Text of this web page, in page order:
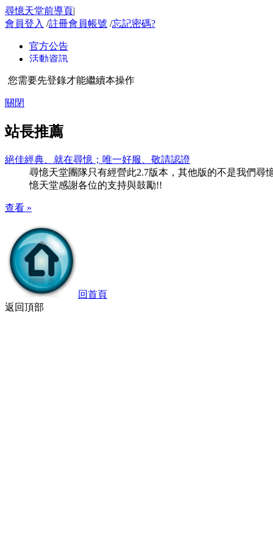
尋憶天堂前導頁|
會員登入 /註冊會員帳號 /忘記密碼?
您需要先登錄才能繼續本操作
關閉
站長推薦
絕佳經典、就在尋憶；唯一好服、敬請認證
尋憶天堂團隊只有經營此2.7版本，其他版的不是我們尋
憶天堂感謝各位的支持與鼓勵!!
查看 »
回首頁
返回頂部